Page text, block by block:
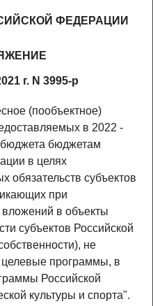
ФЕДЕРАЦИИ
г. N 3995-р
(пообъектное)
в 2022 -
бюджета бюджетам
в целях
обязательств субъектов
при
в объекты
субъектов Российской
не
программы, в
Российской
культуры и спорта".